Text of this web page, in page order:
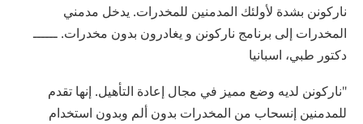
ناركونن بشدة لأولئك المدمنين للمخدرات. يدخل مدمني
المخدرات إلى برنامج ناركونن و يغادرون بدون مخدرات. ــــــ
دكتور طبي، اسبانيا
"ناركونن لديه وضع مميز في مجال إعادة التأهيل. إنها تقدم
للمدمنين إنسحاب من المخدرات بدون ألم وبدون استخدام